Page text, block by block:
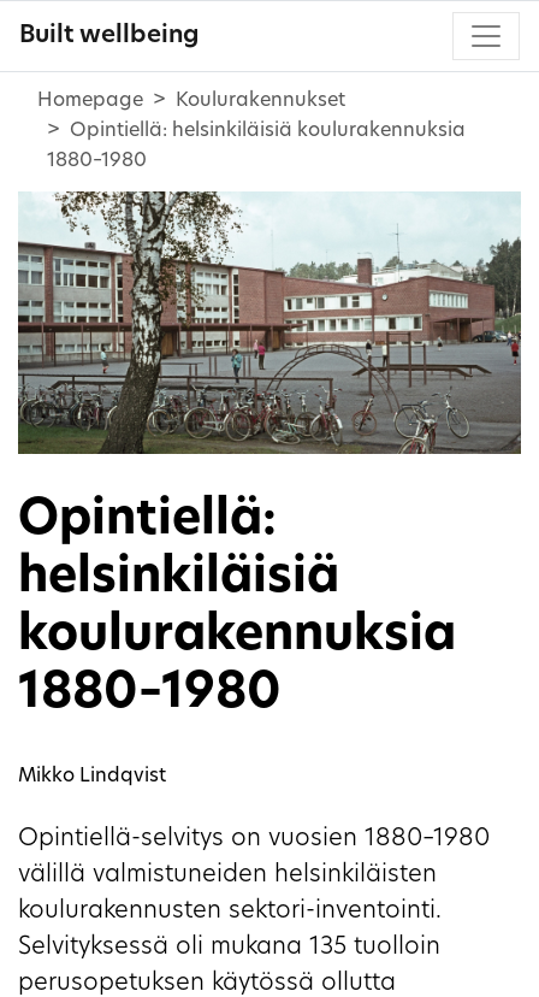
Built wellbeing
Homepage
Koulurakennukset
Opintiellä: helsinkiläisiä koulurakennuksia
1880–1980
Opintiellä:
helsinkiläisiä
koulurakennuksia
1880–1980
Mikko Lindqvist
Opintiellä-selvitys on vuosien 1880–1980
välillä valmistuneiden helsinkiläisten
koulurakennusten sektori-inventointi.
Selvityksessä oli mukana 135 tuolloin
perusopetuksen käytössä ollutta